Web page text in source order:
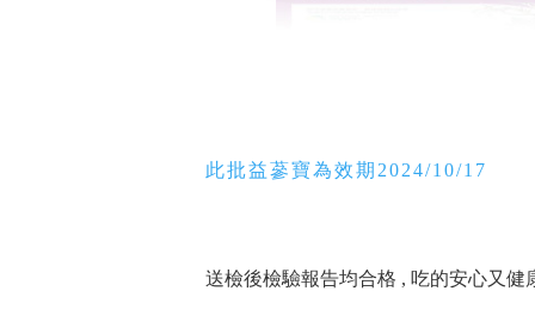
此批益蔘寶為效期2024/10/17
送檢後檢驗報告均合格 , 吃的安心又健